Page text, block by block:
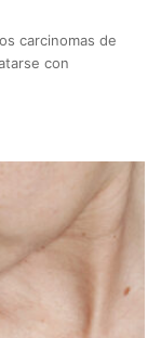
carcinomas de
con